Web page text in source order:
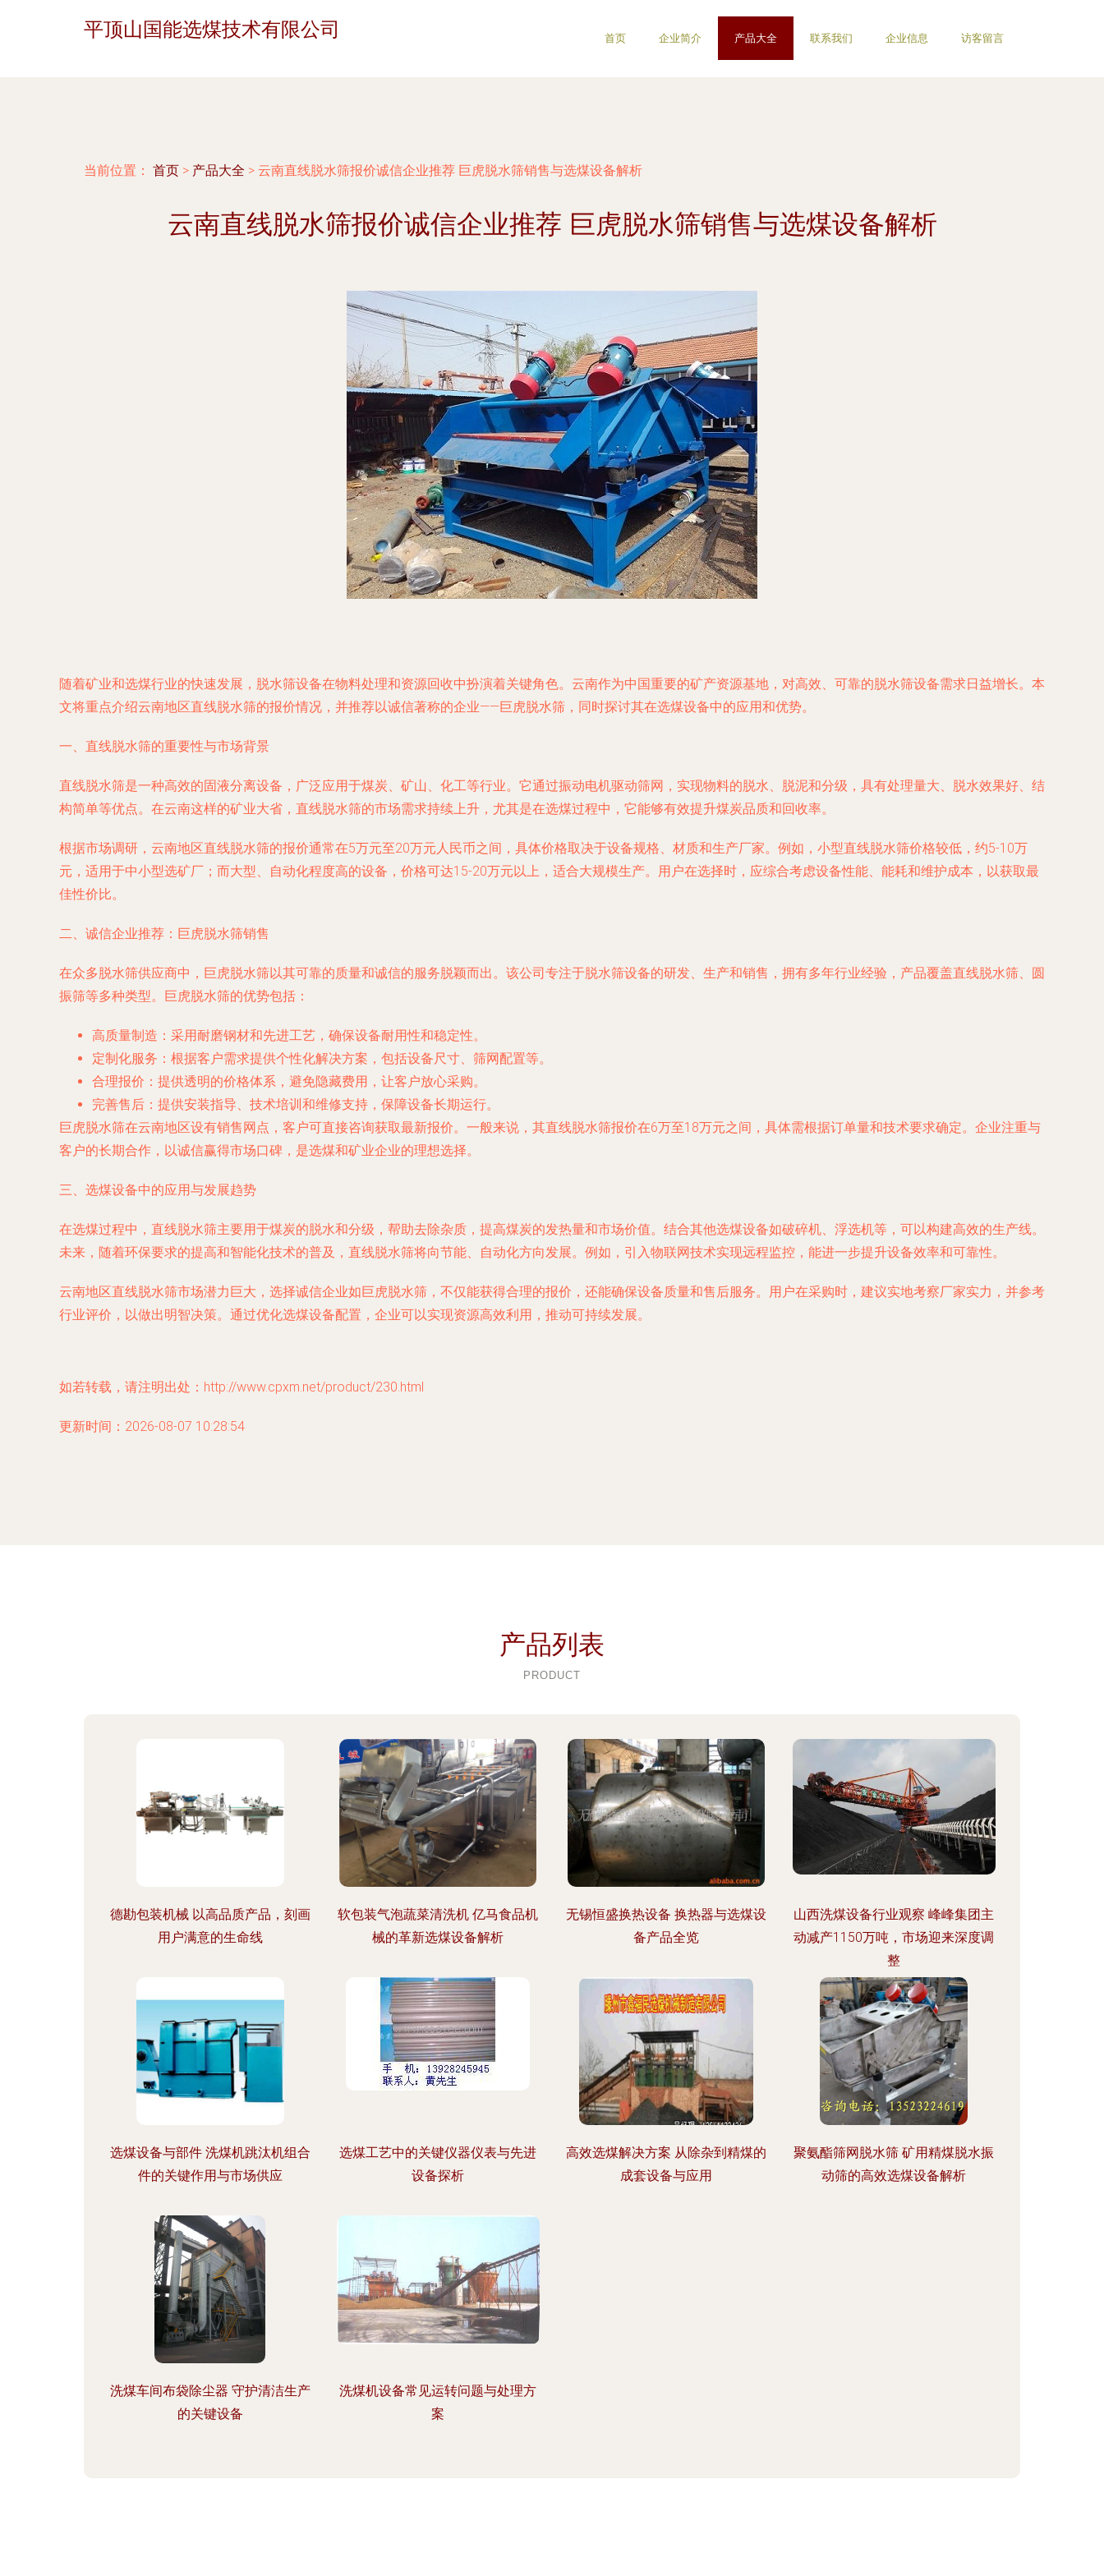
平顶山国能选煤技术有限公司 首页 企业简介 产品大全 联系我们 企业信息 访客留言
当前位置： 首页 > 产品大全 > 云南直线脱水筛报价诚信企业推荐 巨虎脱水筛销售与选煤设备解析
云南直线脱水筛报价诚信企业推荐 巨虎脱水筛销售与选煤设备解析
随着矿业和选煤行业的快速发展，脱水筛设备在物料处理和资源回收中扮演着关键角色。云南作为中国重要的矿产资源基地，对高效、可靠的脱水筛设备需求日益增长。本
文将重点介绍云南地区直线脱水筛的报价情况，并推荐以诚信著称的企业——巨虎脱水筛，同时探讨其在选煤设备中的应用和优势。
一、直线脱水筛的重要性与市场背景
直线脱水筛是一种高效的固液分离设备，广泛应用于煤炭、矿山、化工等行业。它通过振动电机驱动筛网，实现物料的脱水、脱泥和分级，具有处理量大、脱水效果好、结
构简单等优点。在云南这样的矿业大省，直线脱水筛的市场需求持续上升，尤其是在选煤过程中，它能够有效提升煤炭品质和回收率。
根据市场调研，云南地区直线脱水筛的报价通常在5万元至20万元人民币之间，具体价格取决于设备规格、材质和生产厂家。例如，小型直线脱水筛价格较低，约5-10万
元，适用于中小型选矿厂；而大型、自动化程度高的设备，价格可达15-20万元以上，适合大规模生产。用户在选择时，应综合考虑设备性能、能耗和维护成本，以获取最
佳性价比。
二、诚信企业推荐：巨虎脱水筛销售
在众多脱水筛供应商中，巨虎脱水筛以其可靠的质量和诚信的服务脱颖而出。该公司专注于脱水筛设备的研发、生产和销售，拥有多年行业经验，产品覆盖直线脱水筛、圆
振筛等多种类型。巨虎脱水筛的优势包括：
高质量制造：采用耐磨钢材和先进工艺，确保设备耐用性和稳定性。
定制化服务：根据客户需求提供个性化解决方案，包括设备尺寸、筛网配置等。
合理报价：提供透明的价格体系，避免隐藏费用，让客户放心采购。
完善售后：提供安装指导、技术培训和维修支持，保障设备长期运行。
巨虎脱水筛在云南地区设有销售网点，客户可直接咨询获取最新报价。一般来说，其直线脱水筛报价在6万至18万元之间，具体需根据订单量和技术要求确定。企业注重与
客户的长期合作，以诚信赢得市场口碑，是选煤和矿业企业的理想选择。
三、选煤设备中的应用与发展趋势
在选煤过程中，直线脱水筛主要用于煤炭的脱水和分级，帮助去除杂质，提高煤炭的发热量和市场价值。结合其他选煤设备如破碎机、浮选机等，可以构建高效的生产线。
未来，随着环保要求的提高和智能化技术的普及，直线脱水筛将向节能、自动化方向发展。例如，引入物联网技术实现远程监控，能进一步提升设备效率和可靠性。
云南地区直线脱水筛市场潜力巨大，选择诚信企业如巨虎脱水筛，不仅能获得合理的报价，还能确保设备质量和售后服务。用户在采购时，建议实地考察厂家实力，并参考
行业评价，以做出明智决策。通过优化选煤设备配置，企业可以实现资源高效利用，推动可持续发展。
如若转载，请注明出处：http://www.cpxm.net/product/230.html
更新时间：2026-08-07 10:28:54
产品列表
PRODUCT
德勘包装机械 以高品质产品，刻画
用户满意的生命线
软包装气泡蔬菜清洗机 亿马食品机
械的革新选煤设备解析
无锡恒盛换热设备 换热器与选煤设
备产品全览
山西洗煤设备行业观察 峰峰集团主
动减产1150万吨，市场迎来深度调
整
选煤设备与部件 洗煤机跳汰机组合
件的关键作用与市场供应
选煤工艺中的关键仪器仪表与先进
设备探析
高效选煤解决方案 从除杂到精煤的
成套设备与应用
聚氨酯筛网脱水筛 矿用精煤脱水振
动筛的高效选煤设备解析
洗煤车间布袋除尘器 守护清洁生产
的关键设备
洗煤机设备常见运转问题与处理方
案